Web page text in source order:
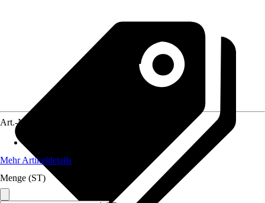
Art.-Nr.
Mehr Artikeldetails
Menge (ST)